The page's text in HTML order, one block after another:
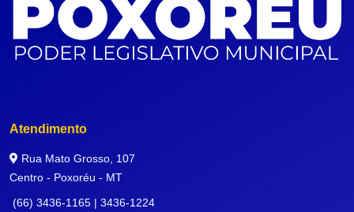
Atendimento
Rua Mato Grosso, 107
Centro - Poxoréu - MT
(66) 3436-1165 | 3436-1224